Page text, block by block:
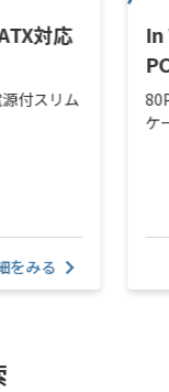
対応
付スリム
をみる
ケ